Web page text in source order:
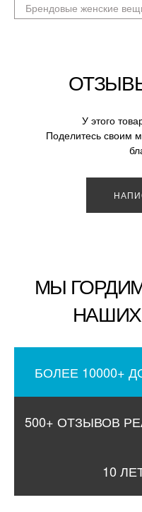
Брендовые женские
У этого
Поделитесь своим
МЫ
БОЛЕЕ 10000+
500+ ОТЗЫВОВ
10